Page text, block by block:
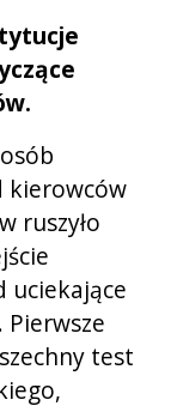
kierowców
ruszyło
uciekające
Pierwsze
test